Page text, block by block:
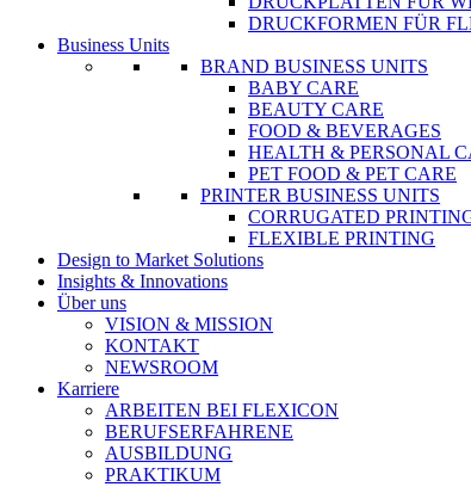
DRUCKFORMEN FÜR
Business Units
BRAND BUSINESS UNITS
BABY CARE
BEAUTY CARE
FOOD & BEVERAGES
HEALTH & PERSONAL
PET FOOD & PET CARE
PRINTER BUSINESS UNITS
CORRUGATED
FLEXIBLE PRINTING
Design to Market Solutions
Insights & Innovations
Über uns
VISION & MISSION
KONTAKT
NEWSROOM
Karriere
ARBEITEN BEI FLEXICON
BERUFSERFAHRENE
AUSBILDUNG
PRAKTIKUM